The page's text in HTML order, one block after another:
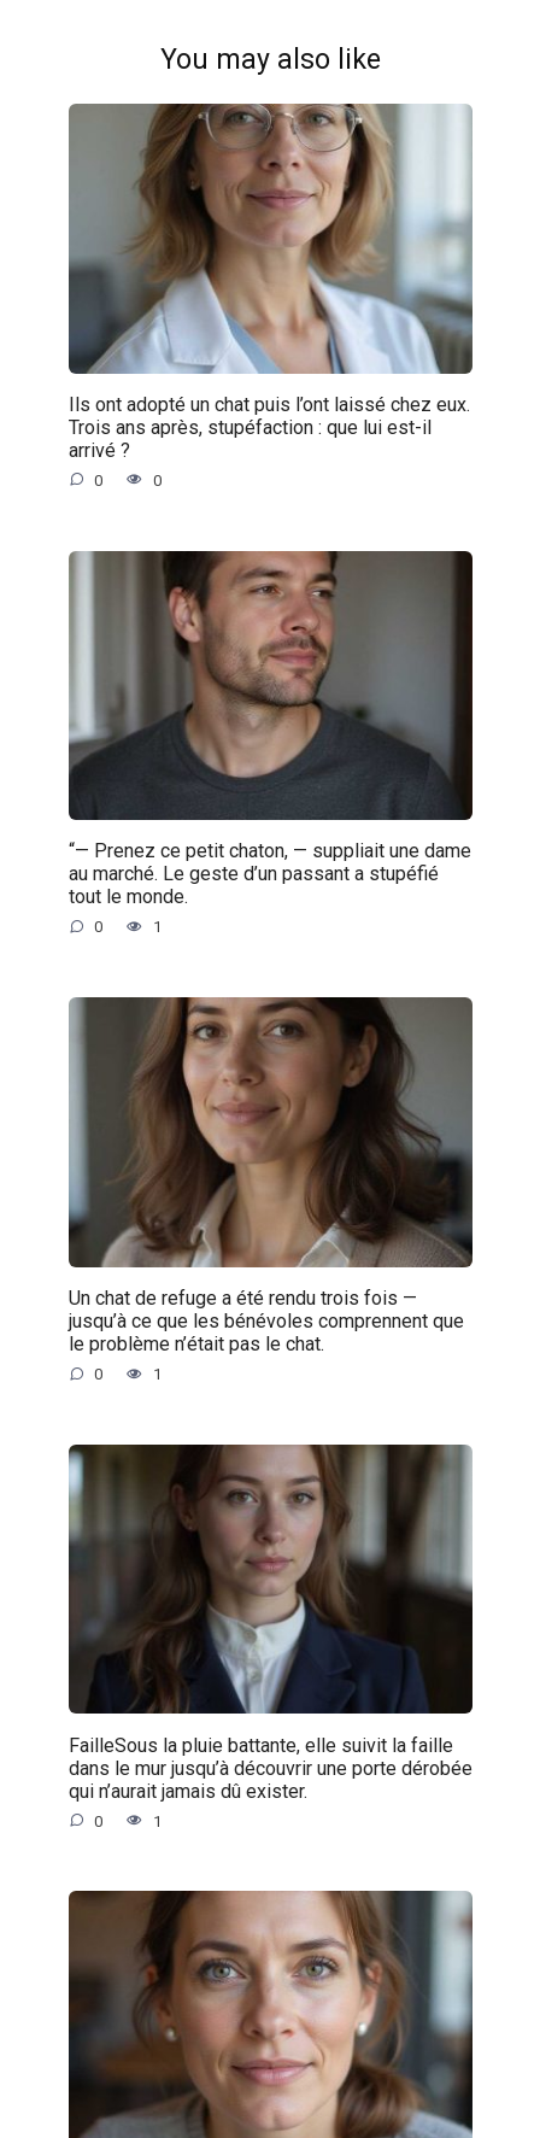
You may also like
Ils ont adopté un chat puis l’ont laissé chez eux.
Trois ans après, stupéfaction : que lui est-il
arrivé ?
0 0
“— Prenez ce petit chaton, — suppliait une dame
au marché. Le geste d’un passant a stupéfié
tout le monde.
0 1
Un chat de refuge a été rendu trois fois —
jusqu’à ce que les bénévoles comprennent que
le problème n’était pas le chat.
0 1
FailleSous la pluie battante, elle suivit la faille
dans le mur jusqu’à découvrir une porte dérobée
qui n’aurait jamais dû exister.
0 1